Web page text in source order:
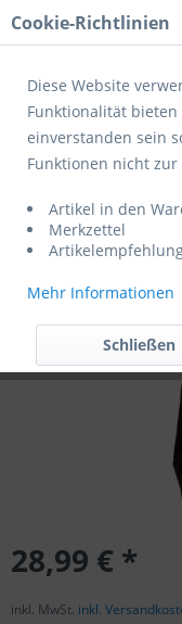
Menü
Übersicht
Bodenfach
28,99 € *
inkl. MwSt. inkl.
Cookie-Richtlinien
Diese Website
Funktionalität
einverstanden sein
Funktionen nicht zur
Artikel in den
Merkzettel
Mehr Informationen
Schließen